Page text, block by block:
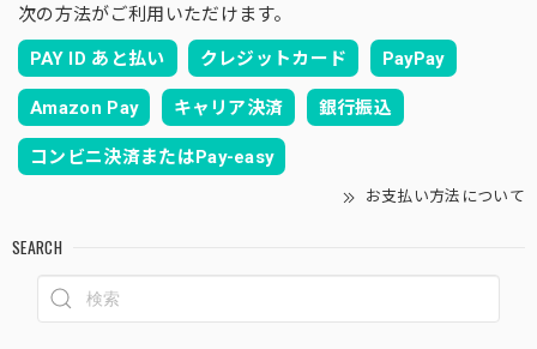
次の方法がご利用いただけます。
PAY ID あと払い クレジットカード PayPay
Amazon Pay キャリア決済 銀行振込
コンビニ決済またはPay-easy
お支払い方法について
SEARCH